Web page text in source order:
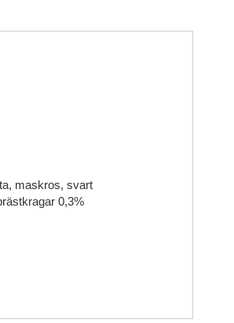
maskros, svart
0,3%